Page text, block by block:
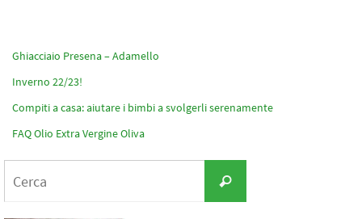
Ghiacciaio Presena – Adamello
Inverno 22/23!
Compiti a casa: aiutare i bimbi a svolgerli serenamente
FAQ Olio Extra Vergine Oliva
Cerca